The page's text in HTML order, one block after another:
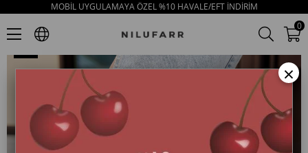
MOBİL UYGULAMAYA ÖZEL %10 HAVALE/EFT İNDİRİM
0
Lady Siyah Hakiki Deri Topuklu Kovboy Bot
×